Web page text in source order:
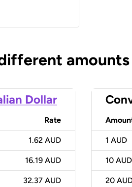
amounts
Dollar
Rate
1.62 AUD
16.19 AUD
32.37 AUD
1 AUD
10 AUD
20